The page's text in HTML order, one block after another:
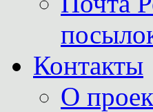
Контакты
О